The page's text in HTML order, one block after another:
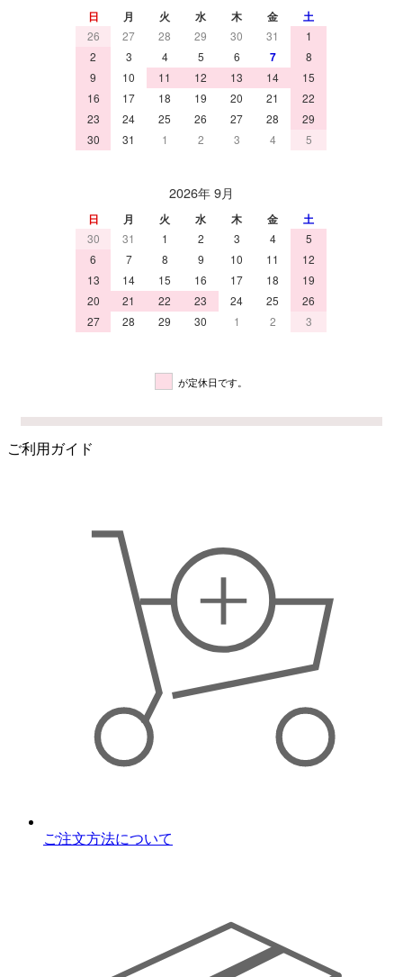
日 月 火 水 木 金 土
26 27 28 29 30 31
1
2
3 4 5 6 7
8
9
10 11 12 13 14
15
16
17 18 19 20 21
22
23
24 25 26 27 28
29
30
31 1 2 3 4 5
2026年 9月
日 月 火 水 木 金 土
30 31 1 2 3 4
5
6
7 8 9 10 11
12
13
14 15 16 17 18
19
20
21 22 23 24 25
26
27
28 29 30 1 2 3
が定休日です。
ご利用ガイド
ご注文方法について